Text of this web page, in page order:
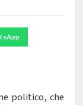
politico, che